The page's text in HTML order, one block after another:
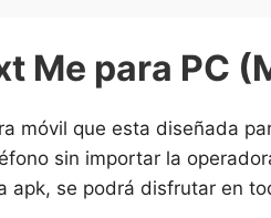
Me para PC
móvil que esta diseñada
sin importar la
apk, se podrá disfrutar en